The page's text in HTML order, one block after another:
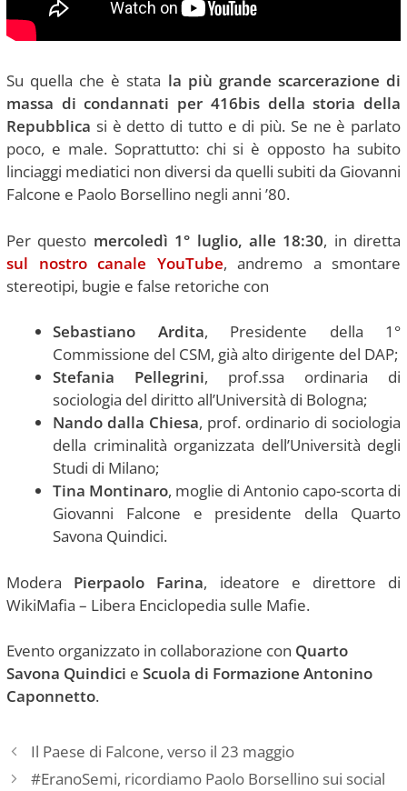
Su quella che è stata la più grande scarcerazione di
massa di condannati per 416bis della storia della
Repubblica si è detto di tutto e di più. Se ne è parlato
poco, e male. Soprattutto: chi si è opposto ha subito
linciaggi mediatici non diversi da quelli subiti da Giovanni
Falcone e Paolo Borsellino negli anni ’80.
Per questo mercoledì 1° luglio, alle 18:30, in diretta
sul nostro canale YouTube, andremo a smontare
stereotipi, bugie e false retoriche con
Sebastiano Ardita, Presidente della 1°
Commissione del CSM, già alto dirigente del DAP;
Stefania Pellegrini, prof.ssa ordinaria di
sociologia del diritto all’Università di Bologna;
Nando dalla Chiesa, prof. ordinario di sociologia
della criminalità organizzata dell’Università degli
Studi di Milano;
Tina Montinaro, moglie di Antonio capo-scorta di
Giovanni Falcone e presidente della Quarto
Savona Quindici.
Modera Pierpaolo Farina, ideatore e direttore di
WikiMafia – Libera Enciclopedia sulle Mafie.
Evento organizzato in collaborazione con Quarto
Savona Quindici e Scuola di Formazione Antonino
Caponnetto.
Il Paese di Falcone, verso il 23 maggio
#EranoSemi, ricordiamo Paolo Borsellino sui social